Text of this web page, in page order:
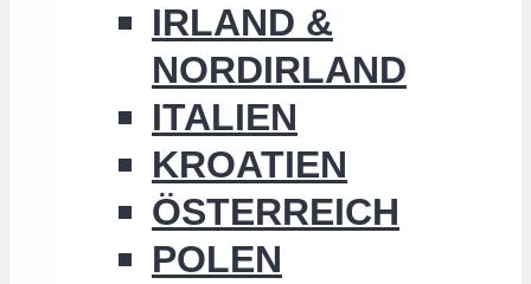
IRLAND &
NORDIRLAND
ITALIEN
KROATIEN
ÖSTERREICH
POLEN